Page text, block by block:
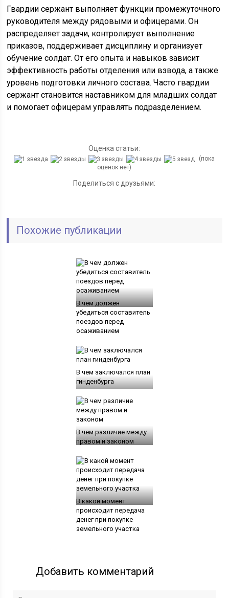
Гвардии сержант выполняет функции промежуточного
руководителя между рядовыми и офицерами. Он
распределяет задачи, контролирует выполнение
приказов, поддерживает дисциплину и организует
обучение солдат. От его опыта и навыков зависит
эффективность работы отделения или взвода, а также
уровень подготовки личного состава. Часто гвардии
сержант становится наставником для младших солдат
и помогает офицерам управлять подразделением.
Оценка статьи:
(пока
оценок нет)
Поделиться с друзьями:
Похожие публикации
В чем должен
убедиться составитель
поездов перед
осаживанием
В чем заключался план
гинденбурга
В чем различие между
правом и законом
В какой момент
происходит передача
денег при покупке
земельного участка
Добавить комментарий